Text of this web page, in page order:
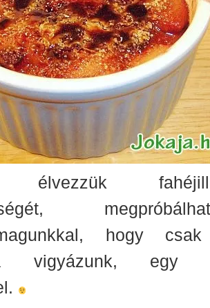
élvezzük
hogy
vigyázunk, egy